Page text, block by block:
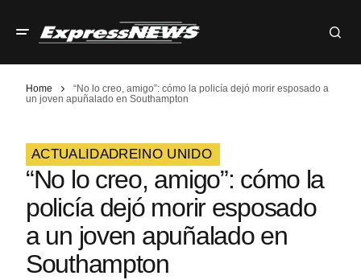
Home
“No lo creo, amigo”: cómo la policía dejó morir esposado a
un joven apuñalado en Southampton
ACTUALIDADREINO UNIDO
“No lo creo, amigo”: cómo la
policía dejó morir esposado
a un joven apuñalado en
Southampton